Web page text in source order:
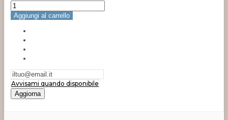
Aggiungi al carrello
Avvisami quando disponibile